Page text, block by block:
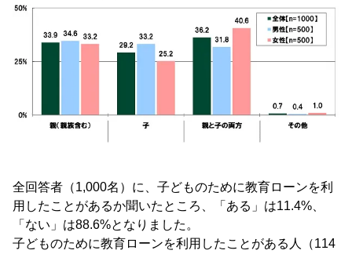
全回答者（1,000名）に、子どものために教育ローンを利
用したことがあるか聞いたところ、「ある」は11.4%、
「ない」は88.6%となりました。
子どものために教育ローンを利用したことがある人（114